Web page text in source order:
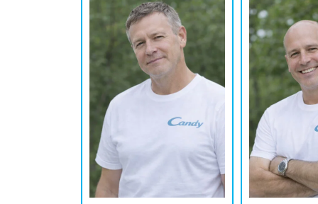
Замена подшипников
Замена мотора
Ремонт/замена датчика
Замена ТЭН